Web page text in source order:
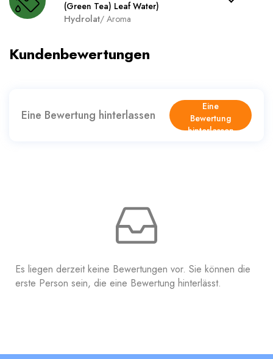
(Green Tea) Leaf Water)
Hydrolat/ Aroma
Kundenbewertungen
Eine Bewertung hinterlassen
Eine
Bewertung
hinterlassen
Es liegen derzeit keine Bewertungen vor. Sie können die
erste Person sein, die eine Bewertung hinterlässt.